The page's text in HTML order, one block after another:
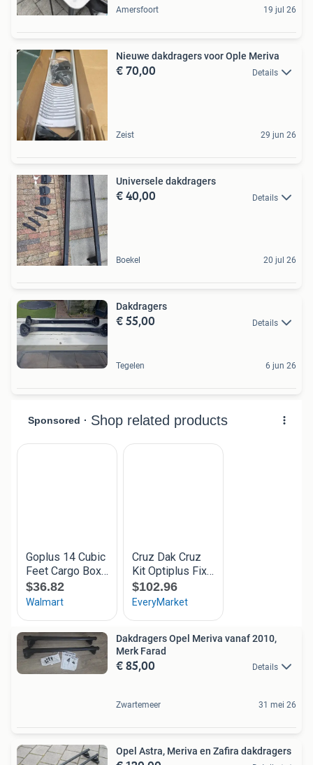
Amersfoort 19 jul 26
Nieuwe dakdragers voor Ople Meriva
€ 70,00 Details
Zeist 29 jun 26
Universele dakdragers
€ 40,00 Details
Boekel 20 jul 26
Dakdragers
€ 55,00 Details
Tegelen 6 jun 26
Dakdragers Opel Meriva vanaf 2010,
Merk Farad
€ 85,00 Details
Zwartemeer 31 mei 26
Opel Astra, Meriva en Zafira dakdragers